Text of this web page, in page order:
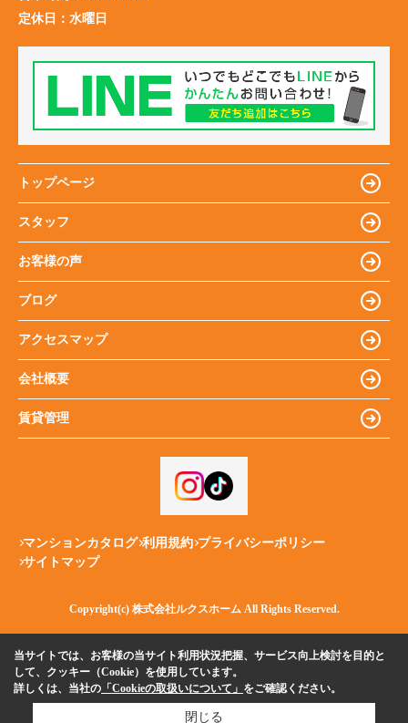
定休日： 水曜日
トップページ
スタッフ
お客様の声
ブログ
アクセスマップ
会社概要
賃貸管理
マンションカタログ 利用規約 プライバシーポリシー
サイトマップ
Copyright(c) 株式会社ルクスホーム All Rights Reserved.
当サイトでは、お客様の当サイト利用状況把握、サービス向上検討を目的と
して、クッキー（Cookie）を使用しています。
詳しくは、当社の 「Cookieの取扱いについて」 をご確認ください。
閉じる